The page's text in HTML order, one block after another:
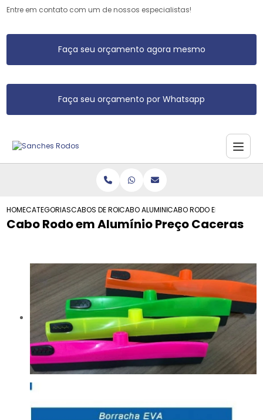
Entre em contato com um de nossos especialistas!
Faça seu orçamento agora mesmo
Faça seu orçamento por Whatsapp
HOMECATEGORIASCABOS DE RODO DE ALUMINIO
CABO ALUMINIO RODOCABO RODO EM ALUMINIO
Cabo Rodo em Alumínio Preço Caceras